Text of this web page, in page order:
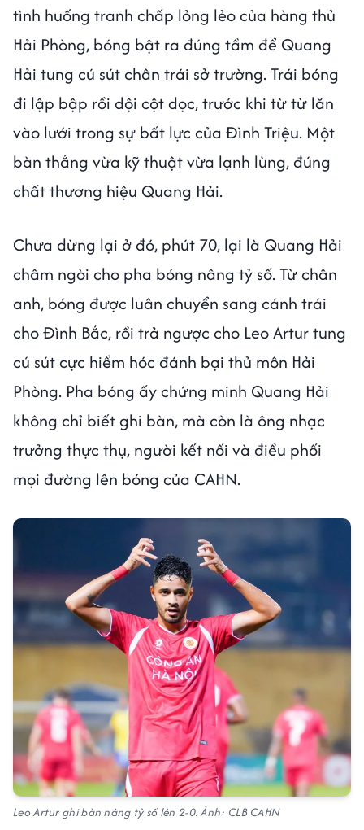
tình huống tranh chấp lỏng lẻo của hàng thủ
Hải Phòng, bóng bật ra đúng tầm để Quang
Hải tung cú sút chân trái sở trường. Trái bóng
đi lập bập rồi dội cột dọc, trước khi từ từ lăn
vào lưới trong sự bất lực của Đình Triệu. Một
bàn thắng vừa kỹ thuật vừa lạnh lùng, đúng
chất thương hiệu Quang Hải.
Chưa dừng lại ở đó, phút 70, lại là Quang Hải
châm ngòi cho pha bóng nâng tỷ số. Từ chân
anh, bóng được luân chuyển sang cánh trái
cho Đình Bắc, rồi trả ngược cho Leo Artur tung
cú sút cực hiểm hóc đánh bại thủ môn Hải
Phòng. Pha bóng ấy chứng minh Quang Hải
không chỉ biết ghi bàn, mà còn là ông nhạc
trưởng thực thụ, người kết nối và điều phối
mọi đường lên bóng của CAHN.
Leo Artur ghi bàn nâng tỷ số lên 2-0. Ảnh: CLB CAHN